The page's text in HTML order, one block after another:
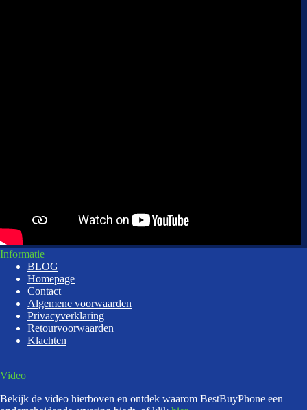
Informatie
BLOG
Homepage
Contact
Algemene voorwaarden
Privacyverklaring
Retourvoorwaarden
Klachten
Video
Bekijk de video hierboven en ontdek waarom BestBuyPhone een